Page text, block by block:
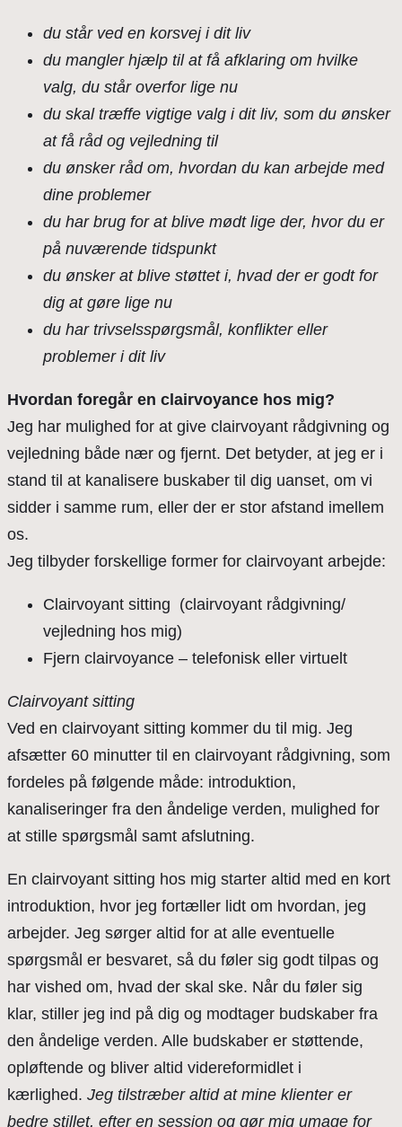
du står ved en korsvej i dit liv
du mangler hjælp til at få afklaring om hvilke
valg, du står overfor lige nu
du skal træffe vigtige valg i dit liv, som du ønsker
at få råd og vejledning til
du ønsker råd om, hvordan du kan arbejde med
dine problemer
du har brug for at blive mødt lige der, hvor du er
på nuværende tidspunkt
du ønsker at blive støttet i, hvad der er godt for
dig at gøre lige nu
du har trivselsspørgsmål, konflikter eller
problemer i dit liv
Hvordan foregår en clairvoyance hos mig?
Jeg har mulighed for at give clairvoyant rådgivning og
vejledning både nær og fjernt. Det betyder, at jeg er i
stand til at kanalisere buskaber til dig uanset, om vi
sidder i samme rum, eller der er stor afstand imellem
os.
Jeg tilbyder forskellige former for clairvoyant arbejde:
Clairvoyant sitting (clairvoyant rådgivning/
vejledning hos mig)
Fjern clairvoyance – telefonisk eller virtuelt
Clairvoyant sitting
Ved en clairvoyant sitting kommer du til mig. Jeg
afsætter 60 minutter til en clairvoyant rådgivning, som
fordeles på følgende måde: introduktion,
kanaliseringer fra den åndelige verden, mulighed for
at stille spørgsmål samt afslutning.
En clairvoyant sitting hos mig starter altid med en kort
introduktion, hvor jeg fortæller lidt om hvordan, jeg
arbejder. Jeg sørger altid for at alle eventuelle
spørgsmål er besvaret, så du føler sig godt tilpas og
har vished om, hvad der skal ske. Når du føler sig
klar, stiller jeg ind på dig og modtager budskaber fra
den åndelige verden. Alle budskaber er støttende,
opløftende og bliver altid videreformidlet i
kærlighed. Jeg tilstræber altid at mine klienter er
bedre stillet, efter en session og gør mig umage for